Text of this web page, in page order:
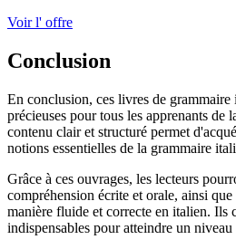
Voir l' offre
Conclusion
En conclusion, ces livres de grammaire
précieuses pour tous les apprenants de
contenu clair et structuré permet
notions essentielles de la grammaire
Grâce à ces ouvrages, les lecteurs
compréhension écrite et orale, ainsi
manière fluide et correcte en italien. Ils
indispensables pour atteindre un